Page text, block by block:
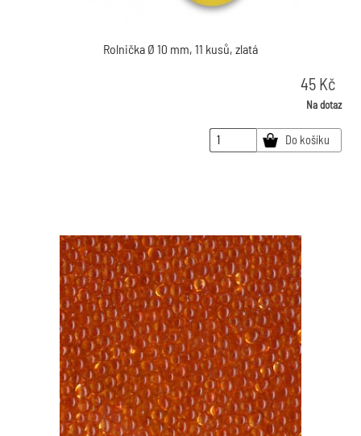
Rolnička Ø 10 mm, 11 kusů, zlatá
45Kč
Na dotaz
Do košíku